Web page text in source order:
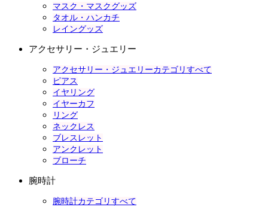
マスク・マスクグッズ
タオル・ハンカチ
レイングッズ
アクセサリー・ジュエリー
アクセサリー・ジュエリーカテゴリすべて
ピアス
イヤリング
イヤーカフ
リング
ネックレス
ブレスレット
アンクレット
ブローチ
腕時計
腕時計カテゴリすべて